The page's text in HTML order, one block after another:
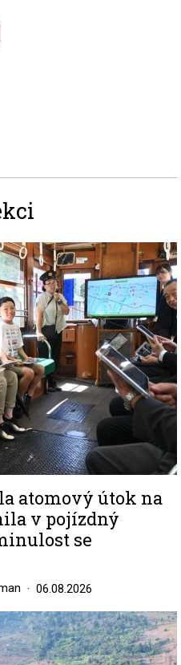
atomový útok na
v pojízdný
se
06.08.2026